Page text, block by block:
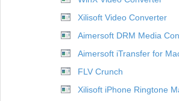
Xilisoft Video Converter
Aimersoft DRM Media
Aimersoft iTransfer for
FLV Crunch
Xilisoft iPhone Ringtone